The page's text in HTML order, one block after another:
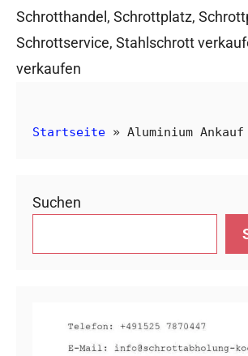
Schrotthandel , Schrottplatz,
Schrottservice, Stahlschrott
verkaufen
Startseite » Aluminium Ankauf
Suchen